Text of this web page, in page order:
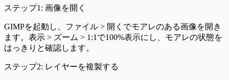
ステップ1: 画像を開く
GIMPを起動し、 ファイル > 開く でモアレのある画像を開き
ます。 表示 > ズーム > 1:1 で100%表示にし、モアレの状態を
はっきりと確認します。
ステップ2: レイヤーを複製する